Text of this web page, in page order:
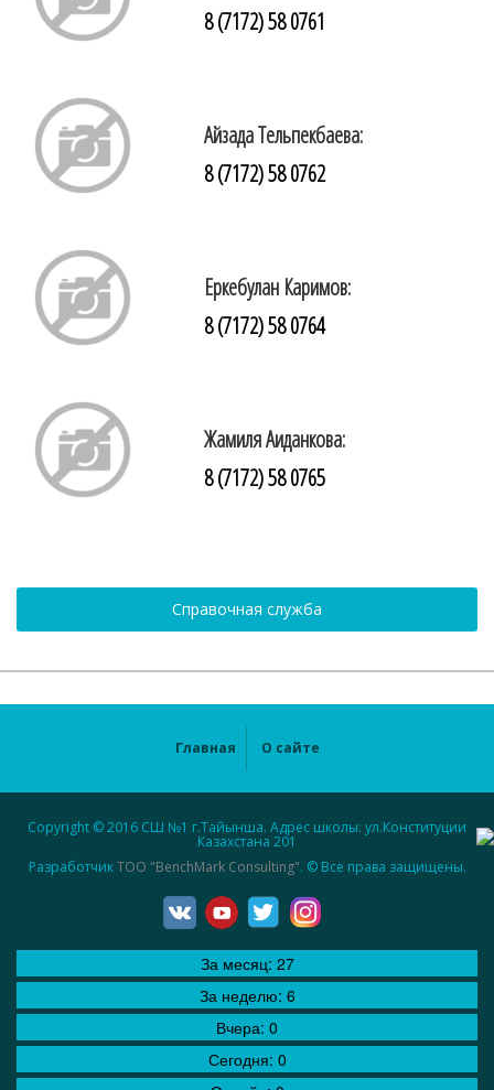
8 (7172) 58 0761
Айзада Тельпекбаева:
8 (7172) 58 0762
Еркебулан Каримов:
8 (7172) 58 0764
Жамиля Аиданкова:
8 (7172) 58 0765
Справочная служба
Главная О сайте
Copyright © 2016 СШ №1 г.Тайынша. Адрес школы: ул.Конституции
Казахстана 201
РазработчикТОО "BenchMark Consulting". © Все права защищены.
За месяц: 27
За неделю: 6
Вчера: 0
Сегодня: 0